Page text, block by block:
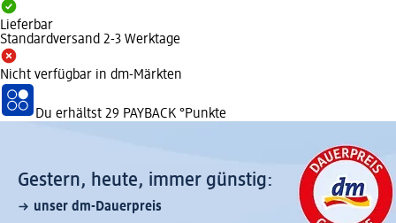
Lieferbar
Standardversand 2-3 Werktage
Nicht verfügbar in dm-Märkten
Du erhältst 29 PAYBACK °Punkte
Gestern, heute, immer günstig:
unser dm-Dauerpreis